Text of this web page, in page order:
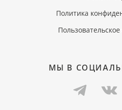
Политика
МЫ В